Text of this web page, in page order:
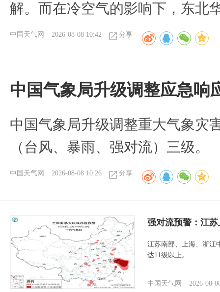
解。而在冷空气的影响下，东北
中国天气网 2026-08-08 10:42 分享
中国气象局升级调整应急响
中国气象局升级调整重大气象灾
（台风、暴雨、强对流）三级。
中国天气网 2026-08-08 10:26 分享
强对流预警：江
江苏南部、上海、浙江
达11级以上。
中国天气网 2026-08-